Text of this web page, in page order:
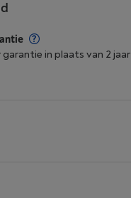
garantie in plaats van 2 jaar